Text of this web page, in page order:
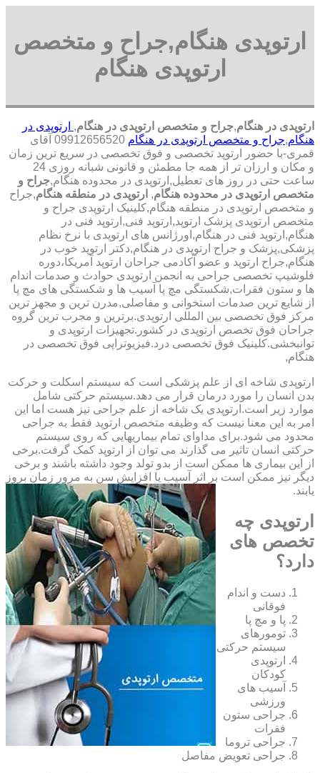
ارتوپدی هنگام,جراح و متخصص
ارتوپدی هنگام
ارتوپدی در هنگام,جراح و متخصص ارتوپدی در هنگام, ارتوپدی در
هنگام,جراح و متخصص ارتوپدی در هنگام
09912656520 آقای
قمری-با حضور ارتوپد تخصصی و فوق تخصصی در سریع ترین زمان
و مکان و ارزان تر از همه جا مطمئن و قانونی شبانه روزی 24
ساعت حتی در روز های تعطیل,ارتوپدی در محدوده هنگام,جراح و
متخصص ارتوپدی در محدوده هنگام, ارتوپدی در منطقه هنگام,جراح
و متخصص ارتوپدی در منطقه هنگام,کلینیک ارتوپدی جراح و
متخصص ارتوپدی پزشک ارتوپد,ارتوپد فنی,ارتوپد فنی در
هنگام,ارتوپد فنی در هنگام,اورژانس های ارتوپدی با نرخ نظام
پزشکی,پزشک و جراح ارتوپدی در هنگام,دکتر ارتوپد خوب در
هنگام,جراح ارتوپد و عضو آکادمی جراحان ارتوپد آمریکا،دوره
فلوشیپ تخصصی جراحی به انجمن ارتوپدی حوادث و صدمات اندام
ها و ستون فقرات,شکستگی مچ پا آسیب ها و شکستگی های مچ پا
از شایع ترین صدمات استخوانی و مفاصلی,مدرن ترین و مجهز ترین
مرکز فوق تخصصی بین المللی ارتوپدی.برترین ‏و ‏مجرب ‏ترین ‏گروه
‏جراحان ‏فوق ‏تخصص ‏ارتوپدی ‏در ‏کشور.تجهیزات ارتوپدی و
توانبخشی.کلینیک فوق تخصصی درد.فیزیوتراپی فوق تخصصی در
هنگام,
ارتوپدی شاخه ای از علم پزشکی است که سیستم اسکلت و حرکت
بدن انسان را مورد درمان قرار می دهد.سیستم حرکتی شامل
موارد زیر است.ارتوپدی یک شاخه از علم جراحی نیز هست اما این
امر به این معنا نیست که وظیفه متخصص ارتوپد فقط به جراحی
محدود می شود.برای مداوای تمام بیماریهایی که روی سیستم
حرکتی انسان تاثیر می گذارند می توان از ارتوپد کمک گرفت.برخی
از این بیماری ها ممکن است از بدو تولد وجود داشته باشند و برخی
دیگر نیز ممکن است بر اثر آسیب یا افزایش سن به مرور زمان بروز
یابند.
ارتوپدی چه
تخصص های
دارد؟
دست و اندام
فوقانی
پا و مچ پا
تومورهای
سیستم حرکتی
ارتوپدی
کودکان
آسیب های
ورزشی
جراحی ستون
فقرات
جراحی تروما
جراحی تعویض مفاصل